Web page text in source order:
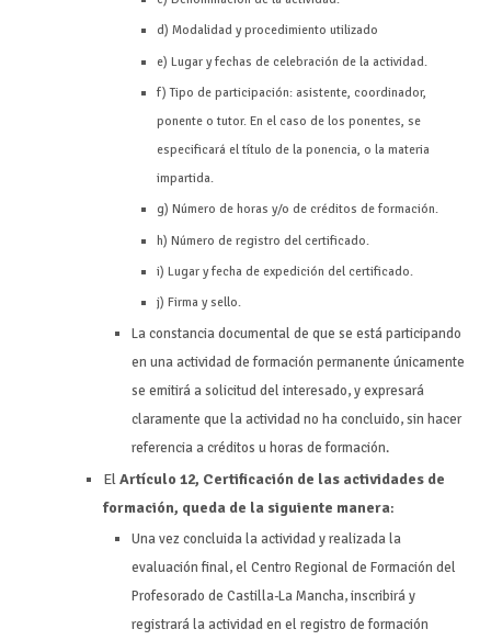
d) Modalidad y procedimiento utilizado
e) Lugar y fechas de celebración de la actividad.
f) Tipo de participación: asistente, coordinador,
ponente o tutor. En el caso de los ponentes, se
especificará el título de la ponencia, o la materia
impartida.
g) Número de horas y/o de créditos de formación.
h) Número de registro del certificado.
i) Lugar y fecha de expedición del certificado.
j) Firma y sello.
La constancia documental de que se está participando
en una actividad de formación permanente únicamente
se emitirá a solicitud del interesado, y expresará
claramente que la actividad no ha concluido, sin hacer
referencia a créditos u horas de formación.
ElArtículo 12, Certificación de las actividades de
formación, queda de la siguiente manera:
Una vez concluida la actividad y realizada la
evaluación final, el Centro Regional de Formación del
Profesorado de Castilla-La Mancha, inscribirá y
registrará la actividad en el registro de formación